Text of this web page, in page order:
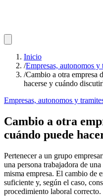
Inicio
/Empresas, autonomos y
/Cambio a otra empresa
hacerse y cuándo
Empresas, autonomos y
Cambio a otra
cuándo puede
Pertenecer a un grupo
una persona trabajadora de
misma empresa. El cambio de
suficiente y, según el caso,
procedimiento laboral correcto.